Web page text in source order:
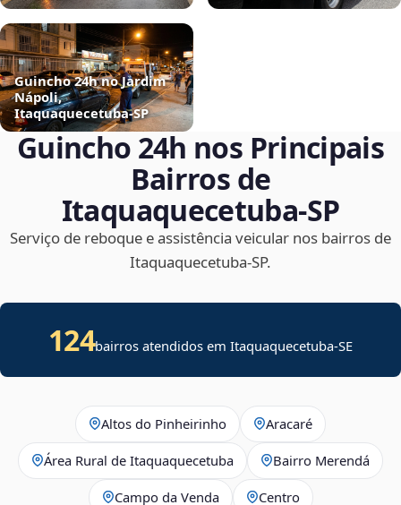
Guincho 24h no Jardim
Nápoli,
Itaquaquecetuba‑SP
Guincho 24h nos Principais
Bairros de
Itaquaquecetuba‑SP
Serviço de reboque e assistência veicular nos bairros de
Itaquaquecetuba‑SP.
124bairros atendidos emItaquaquecetuba-SE
Altos do Pinheirinho Aracaré
Área Rural de Itaquaquecetuba Bairro Merendá
Campo da Venda Centro